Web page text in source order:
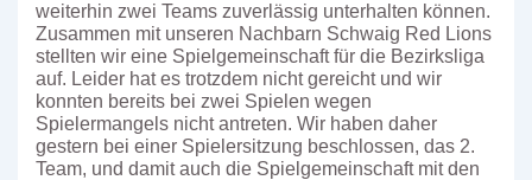
weiterhin zwei Teams zuverlässig unterhalten können.
Zusammen mit unseren Nachbarn Schwaig Red Lions
stellten wir eine Spielgemeinschaft für die Bezirksliga
auf. Leider hat es trotzdem nicht gereicht und wir
konnten bereits bei zwei Spielen wegen
Spielermangels nicht antreten. Wir haben daher
gestern bei einer Spielersitzung beschlossen, das 2.
Team, und damit auch die Spielgemeinschaft mit den